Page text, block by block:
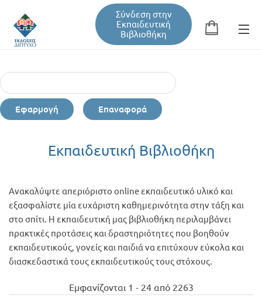
Σύνδεση στην
Εκπαιδευτική
Βιβλιοθήκη
Φόρμα αναζήτησης
Εκπαιδευτική Βιβλιοθήκη
Σεμινάρια / Συνέδρια
Τεύχη Περιοδικών
Εφαρμογή Επαναφορά
Εκπαιδευτική Βιβλιοθήκη
Ανακαλύψτε απεριόριστο online εκπαιδευτικό υλικό και
εξασφαλίστε μία ευχάριστη καθημερινότητα στην τάξη και
στο σπίτι. Η εκπαιδευτική μας βιβλιοθήκη περιλαμβάνει
πρακτικές προτάσεις και δραστηριότητες που βοηθούν
εκπαιδευτικούς, γονείς και παιδιά να επιτύχουν εύκολα και
διασκεδαστικά τους εκπαιδευτικούς τους στόχους.
Εμφανίζονται 1 - 24 από 2263